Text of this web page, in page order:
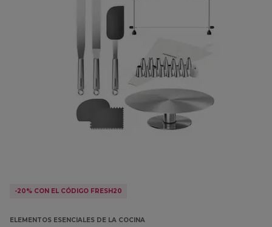
-20% CON EL CÓDIGO FRESH20
ELEMENTOS ESENCIALES DE LA COCINA